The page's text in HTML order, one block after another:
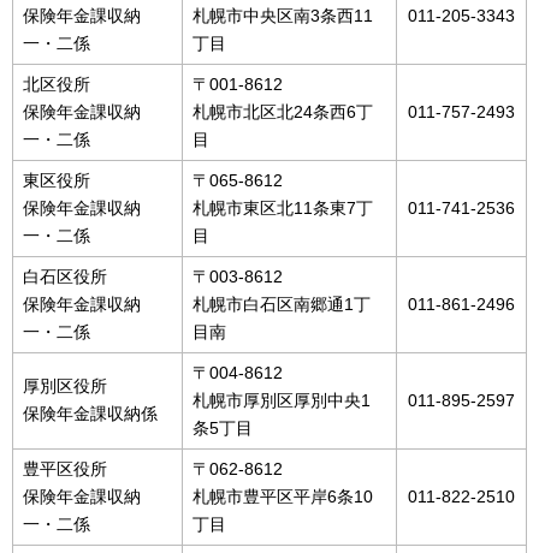
保険年金課収納
一・二係
札幌市中央区南3条西11
丁目
011-205-3343
北区役所
保険年金課収納
一・二係
〒001-8612
札幌市北区北24条西6丁
目
011-757-2493
東区役所
保険年金課収納
一・二係
〒065-8612
札幌市東区北11条東7丁
目
011-741-2536
白石区役所
保険年金課収納
一・二係
〒003-8612
札幌市白石区南郷通1丁
目南
011-861-2496
厚別区役所
保険年金課収納係
〒004-8612
札幌市厚別区厚別中央1
条5丁目
011-895-2597
豊平区役所
保険年金課収納
一・二係
〒062-8612
札幌市豊平区平岸6条10
丁目
011-822-2510